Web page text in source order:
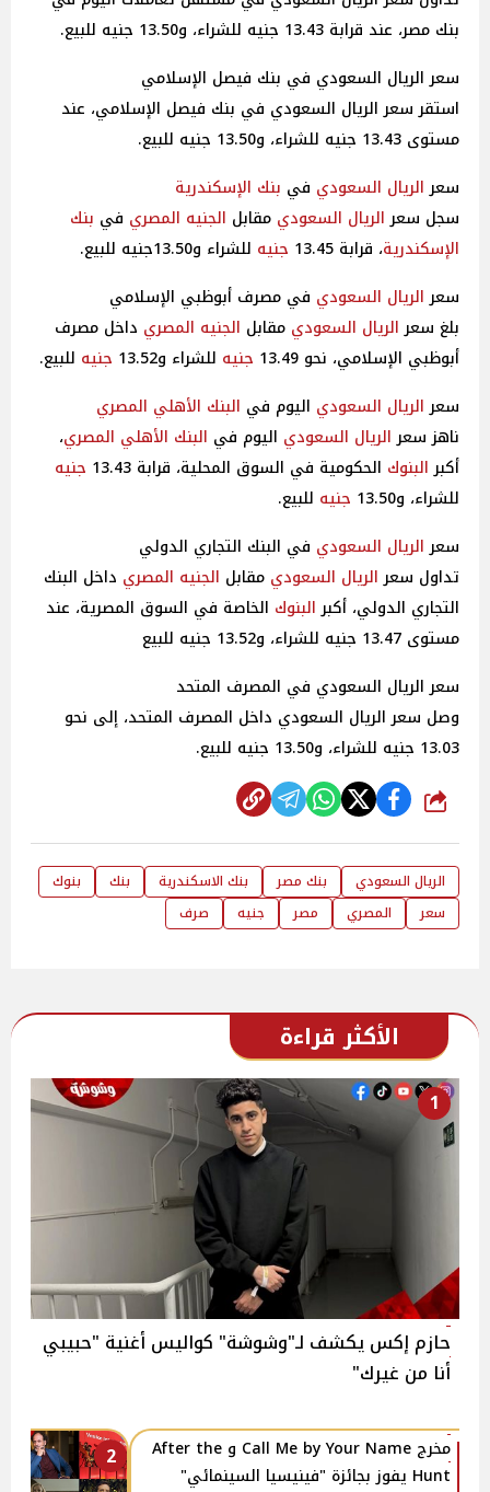
بنك مصر، عند قرابة 13.43 جنيه للشراء، و13.50 جنيه للبيع.
سعر الريال السعودي في بنك فيصل الإسلامي
استقر سعر الريال السعودي في بنك فيصل الإسلامي، عند
مستوى 13.43 جنيه للشراء، و13.50 جنيه للبيع.
سعرالريال السعودي في بنك الإسكندرية
سجل سعرالريال السعودي مقابل الجنيه المصري في بنك
الإسكندرية، قرابة 13.45 جنيه للشراء و13.50جنيه للبيع.
سعرالريال السعودي في مصرف أبوظبي الإسلامي
بلغ سعرالريال السعودي مقابل الجنيه المصري داخل مصرف
أبوظبي الإسلامي، نحو 13.49
جنيه للشراء و13.52 جنيه للبيع.
سعرالريال السعودي اليوم في البنك الأهلي المصري
ناهز سعرالريال السعودي اليوم في البنك الأهلي المصري،
أكبرالبنوك الحكومية في السوق المحلية، قرابة 13.43
جنيه
للشراء، و13.50
جنيه للبيع.
سعرالريال السعودي في البنك التجاري الدولي
تداول سعرالريال السعودي مقابل الجنيه المصري داخل البنك
التجاري الدولي، أكبرالبنوك الخاصة في السوق المصرية، عند
مستوى 13.47 جنيه للشراء، و13.52 جنيه للبيع
سعر الريال السعودي في المصرف المتحد
وصل سعر الريال السعودي داخل المصرف المتحد، إلى نحو
13.03 جنيه للشراء، و13.50 جنيه للبيع.
شارك
الريال السعودي بنك مصر بنك الاسكندرية بنك
بنوك
سعر
المصري مصر جنيه صرف
الأكثر قراءة
1
حازم إكس يكشف لـ"وشوشة" كواليس أغنية "حبيبي
أنا من غيرك"
2
مخرج Call Me by Your Name و After the
Hunt يفوز بجائزة "فينيسيا السينمائي"